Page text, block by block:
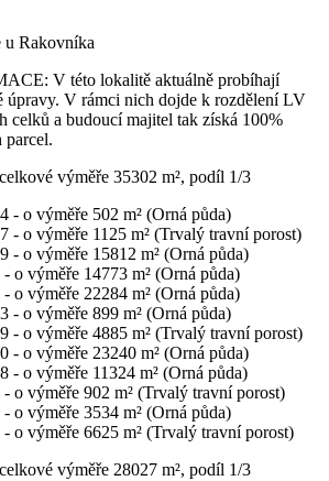
u Rakovníka
V této lokalitě aktuálně probíhají
úpravy. V rámci nich dojde k rozdělení LV
celků a budoucí majitel tak získá 100%
parcel.
výměře 35302 m², podíl 1/3
- o výměře 502 m² (Orná půda)
- o výměře 1125 m² (Trvalý travní porost)
- o výměře 15812 m² (Orná půda)
o výměře 14773 m² (Orná půda)
o výměře 22284 m² (Orná půda)
- o výměře 899 m² (Orná půda)
- o výměře 4885 m² (Trvalý travní porost)
- o výměře 23240 m² (Orná půda)
- o výměře 11324 m² (Orná půda)
- o výměře 902 m² (Trvalý travní porost)
o výměře 3534 m² (Orná půda)
- o výměře 6625 m² (Trvalý travní porost)
výměře 28027 m², podíl 1/3